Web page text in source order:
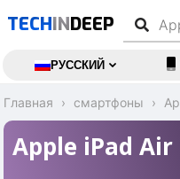
TECHINDEEP
РУССКИЙ
Главная смартфоны
Apple iPad Air